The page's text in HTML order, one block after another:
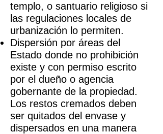
templo, o santuario religioso si
las regulaciones locales de
urbanización lo permiten.
Dispersión por áreas del
Estado donde no prohibición
existe y con permiso escrito
por el dueño o agencia
gobernante de la propiedad.
Los restos cremados deben
ser quitados del envase y
dispersados en una manera